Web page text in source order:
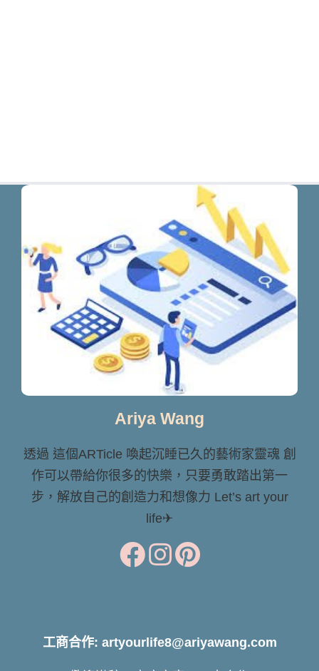
Ariya Wang
透過 這個ARTicle 喚起沉睡已久的藝術家靈魂 創
作可以帶給你很多的快樂，只要勇敢踏出第一
步，解放自己的創造力和想像力 Let’s art your
life✈
工商合作: artyourlife8@ariyawang.com